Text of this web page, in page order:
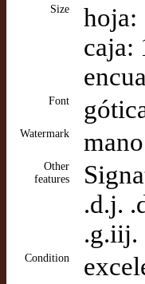
Size
hoja:
caja:
Font
Watermark
Other
features
.d.j.
.g.iij.
Condition